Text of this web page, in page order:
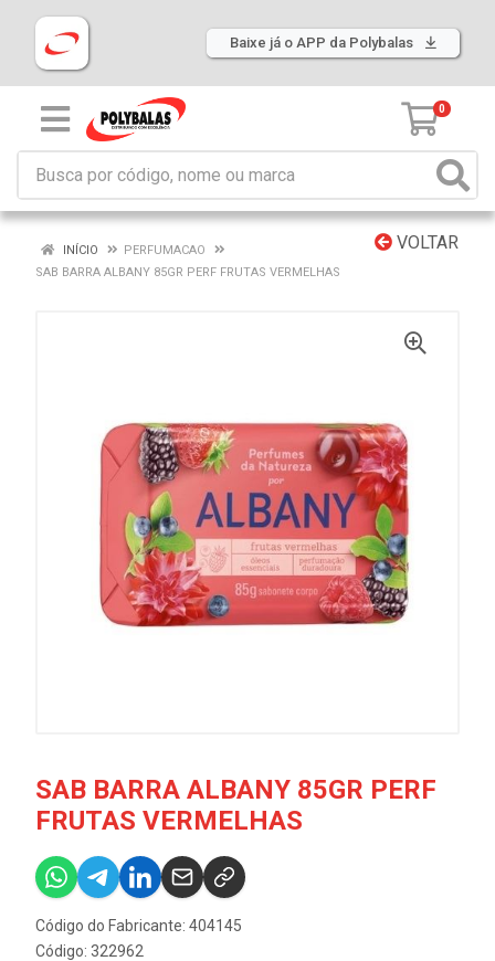
Baixe já o APP da Polybalas
0
VOLTAR
INÍCIO
PERFUMACAO
SAB BARRA ALBANY 85GR PERF FRUTAS VERMELHAS
SAB BARRA ALBANY 85GR PERF
FRUTAS VERMELHAS
Código do Fabricante: 404145
Código: 322962